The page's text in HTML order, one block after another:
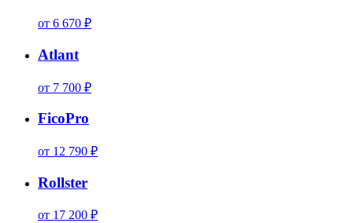
от 6 670 ₽
Atlant
от 7 700 ₽
FicoPro
от 12 790 ₽
Rollster
от 17 200 ₽